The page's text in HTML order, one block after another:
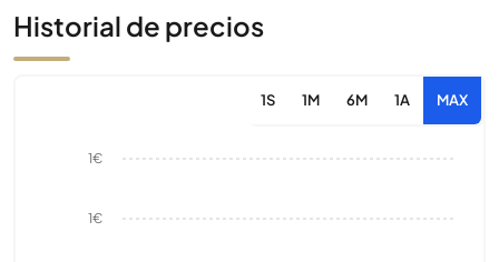
Historial de precios
1S 1M 6M 1A MAX
1€
1€